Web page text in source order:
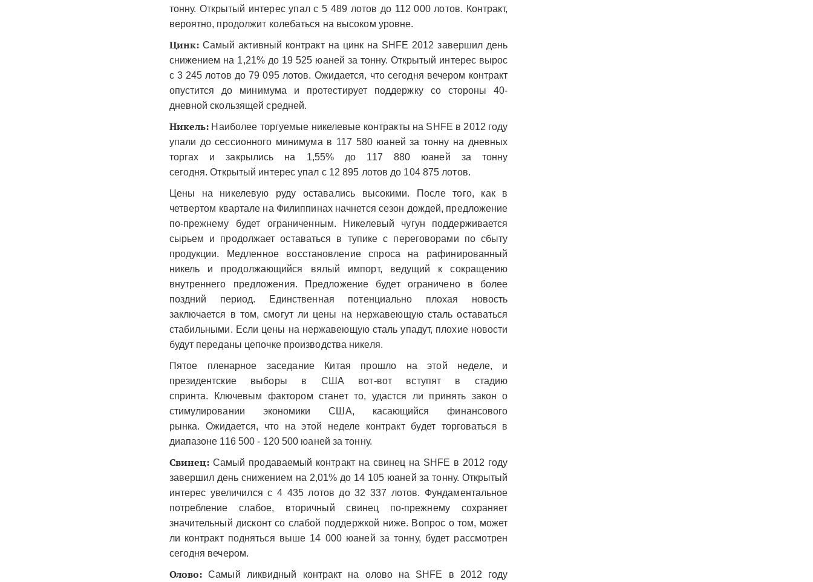
тонну. Открытый интерес упал с 5 489 лотов до 112 000 лотов. Контракт,
вероятно, продолжит колебаться на высоком уровне.
Цинк: Самый активный контракт на цинк на SHFE 2012 завершил день
снижением на 1,21% до 19 525 юаней за тонну. Открытый интерес вырос
с 3 245 лотов до 79 095 лотов. Ожидается, что сегодня вечером контракт
опустится до минимума и протестирует поддержку со стороны 40-
дневной скользящей средней.
Никель: Наиболее торгуемые никелевые контракты на SHFE в 2012 году
упали до сессионного минимума в 117 580 юаней за тонну на дневных
торгах и закрылись на 1,55% до 117 880 юаней за тонну
сегодня. Открытый интерес упал с 12 895 лотов до 104 875 лотов.
Цены на никелевую руду оставались высокими. После того, как в
четвертом квартале на Филиппинах начнется сезон дождей, предложение
по-прежнему будет ограниченным. Никелевый чугун поддерживается
сырьем и продолжает оставаться в тупике с переговорами по сбыту
продукции. Медленное восстановление спроса на рафинированный
никель и продолжающийся вялый импорт, ведущий к сокращению
внутреннего предложения. Предложение будет ограничено в более
поздний период. Единственная потенциально плохая новость
заключается в том, смогут ли цены на нержавеющую сталь оставаться
стабильными. Если цены на нержавеющую сталь упадут, плохие новости
будут переданы цепочке производства никеля.
Пятое пленарное заседание Китая прошло на этой неделе, и
президентские выборы в США вот-вот вступят в стадию
спринта. Ключевым фактором станет то, удастся ли принять закон о
стимулировании экономики США, касающийся финансового
рынка. Ожидается, что на этой неделе контракт будет торговаться в
диапазоне 116 500 - 120 500 юаней за тонну.
Свинец: Самый продаваемый контракт на свинец на SHFE в 2012 году
завершил день снижением на 2,01% до 14 105 юаней за тонну. Открытый
интерес увеличился с 4 435 лотов до 32 337 лотов. Фундаментальное
потребление слабое, вторичный свинец по-прежнему сохраняет
значительный дисконт со слабой поддержкой ниже. Вопрос о том, может
ли контракт подняться выше 14 000 юаней за тонну, будет рассмотрен
сегодня вечером.
Олово: Самый ликвидный контракт на олово на SHFE в 2012 году